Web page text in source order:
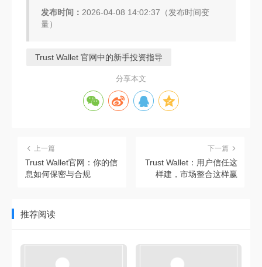
发布时间： 2026-04-08 14:02:37（发布时间变
量）
Trust Wallet 官网中的新手投资指导
分享本文
上一篇
Trust Wallet官网：你的信
息如何保密与合规
下一篇
Trust Wallet：用户信任这
样建，市场整合这样赢
推荐阅读